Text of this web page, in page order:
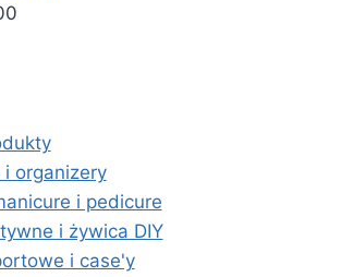
i organizery
i pedicure
i żywica DIY
i case'y